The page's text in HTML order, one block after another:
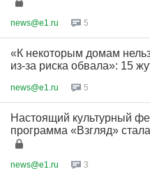
news@e1.ru 5
«К некоторым домам
из-за риска обвала»: 15
news@e1.ru 5
Настоящий культурный
программа «Взгляд»
news@e1.ru 3